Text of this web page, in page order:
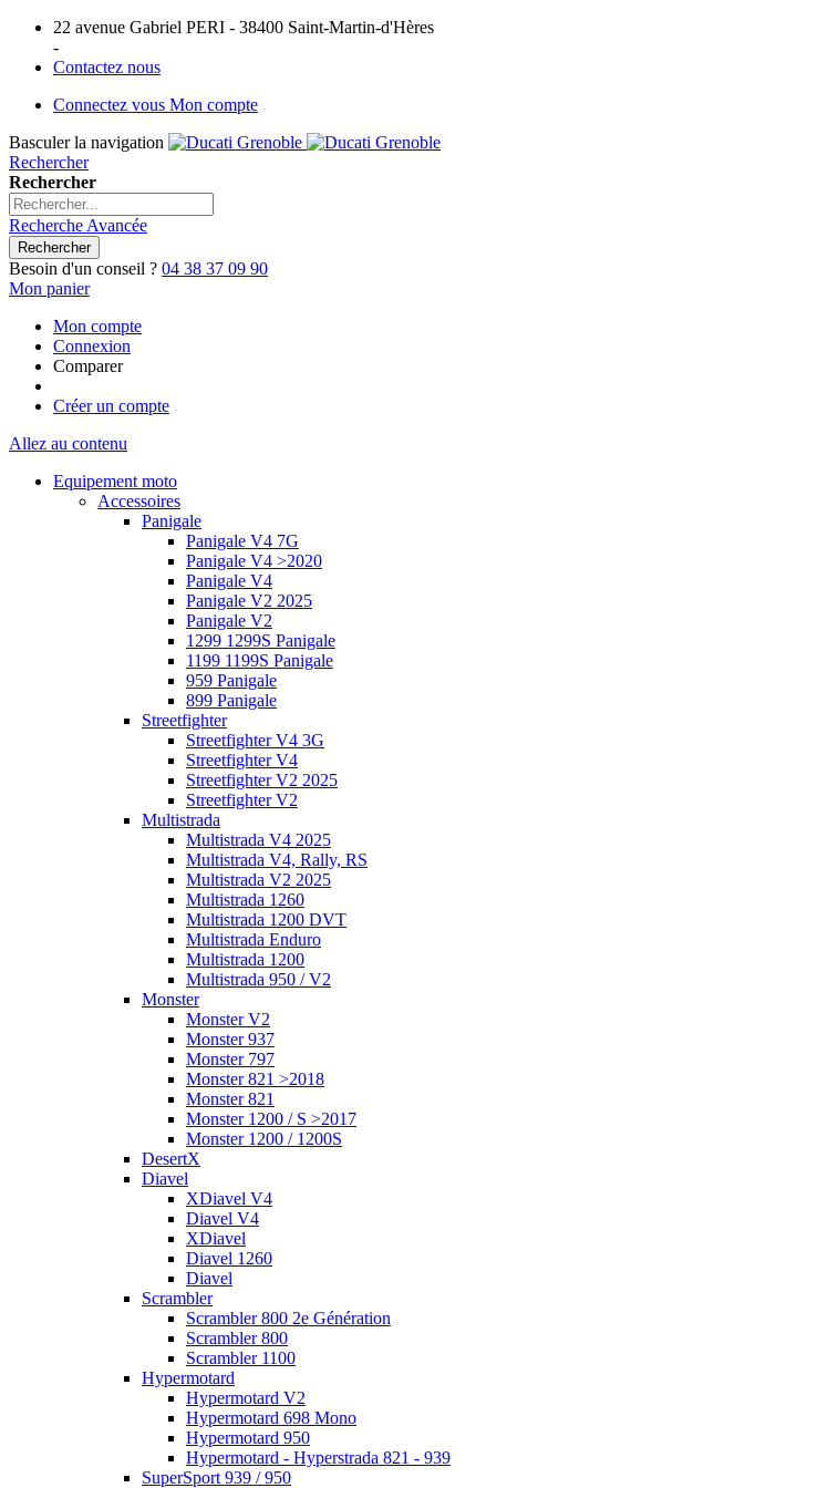
22 avenue Gabriel PERI - 38400 Saint-Martin-d'Hères
-
Contactez nous
Connectez vous Mon compte
Basculer la navigation
Rechercher
Rechercher
Recherche Avancée
Rechercher
Besoin d'un conseil ? 04 38 37 09 90
Mon panier
Mon compte
Connexion
Comparer
Créer un compte
Allez au contenu
Equipement moto
Accessoires
Panigale
Panigale V4 7G
Panigale V4 >2020
Panigale V4
Panigale V2 2025
Panigale V2
1299 1299S Panigale
1199 1199S Panigale
959 Panigale
899 Panigale
Streetfighter
Streetfighter V4 3G
Streetfighter V4
Streetfighter V2 2025
Streetfighter V2
Multistrada
Multistrada V4 2025
Multistrada V4, Rally, RS
Multistrada V2 2025
Multistrada 1260
Multistrada 1200 DVT
Multistrada Enduro
Multistrada 1200
Multistrada 950 / V2
Monster
Monster V2
Monster 937
Monster 797
Monster 821 >2018
Monster 821
Monster 1200 / S >2017
Monster 1200 / 1200S
DesertX
Diavel
XDiavel V4
Diavel V4
XDiavel
Diavel 1260
Diavel
Scrambler
Scrambler 800 2e Génération
Scrambler 800
Scrambler 1100
Hypermotard
Hypermotard V2
Hypermotard 698 Mono
Hypermotard 950
Hypermotard - Hyperstrada 821 - 939
SuperSport 939 / 950